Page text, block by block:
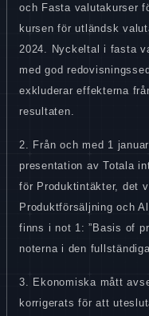
och Fasta valutakurser
kursen för utländsk
2024. Nyckeltal i fasta
med god
exkluderar effekterna
resultaten.
2. Från och med 1
presentation av Totala
för Produktintäkter, det
Produktförsäljning och
finns i not 1: ”Basis of
noterna i den
3. Ekonomiska mått
korrigerats för att